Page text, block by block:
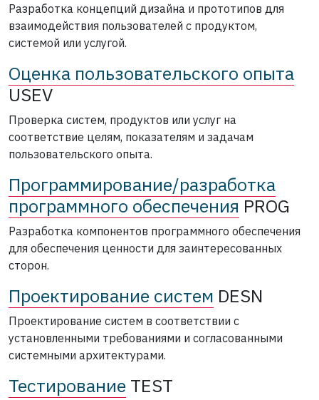
Разработка концепций дизайна и прототипов для
взаимодействия пользователей с продуктом,
системой или услугой.
Оценка пользовательского опыта
USEV
Проверка систем, продуктов или услуг на
соответствие целям, показателям и задачам
пользовательского опыта.
Программирование/разработка
программного обеспечения PROG
Разработка компонентов программного обеспечения
для обеспечения ценности для заинтересованных
сторон.
Проектирование систем DESN
Проектирование систем в соответствии с
установленными требованиями и согласованными
системными архитектурами.
Тестирование TEST